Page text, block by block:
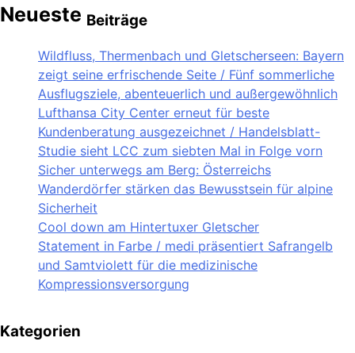
Neueste Beiträge
Wildfluss, Thermenbach und Gletscherseen: Bayern
zeigt seine erfrischende Seite / Fünf sommerliche
Ausflugsziele, abenteuerlich und außergewöhnlich
Lufthansa City Center erneut für beste
Kundenberatung ausgezeichnet / Handelsblatt-
Studie sieht LCC zum siebten Mal in Folge vorn
Sicher unterwegs am Berg: Österreichs
Wanderdörfer stärken das Bewusstsein für alpine
Sicherheit
Cool down am Hintertuxer Gletscher
Statement in Farbe / medi präsentiert Safrangelb
und Samtviolett für die medizinische
Kompressionsversorgung
Kategorien